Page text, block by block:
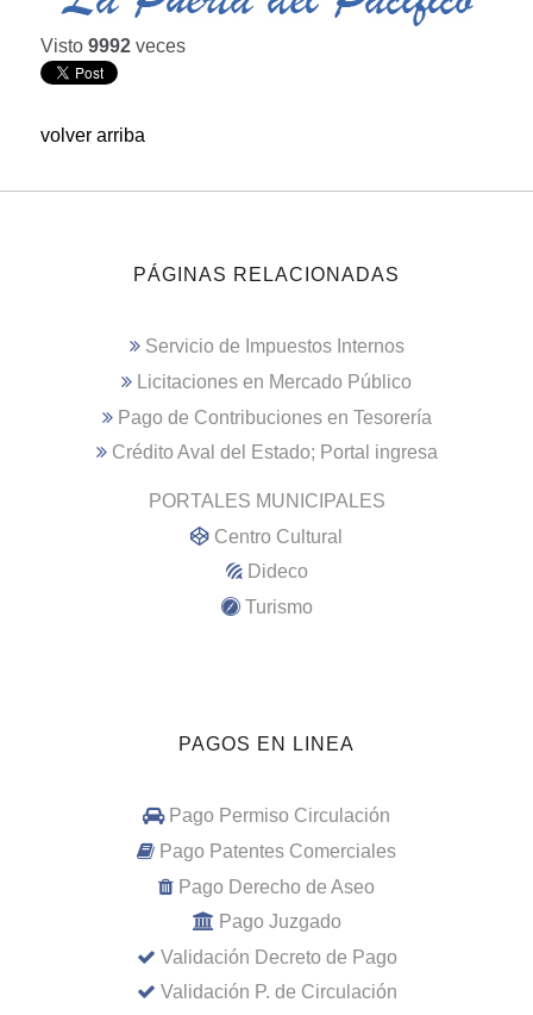
Visto 9992 veces
volver arriba
PÁGINAS RELACIONADAS
Servicio de Impuestos Internos
Licitaciones en Mercado Público
Pago de Contribuciones en Tesorería
Crédito Aval del Estado; Portal ingresa
PORTALES MUNICIPALES
Centro Cultural
Dideco
Turismo
PAGOS EN LINEA
Pago Permiso Circulación
Pago Patentes Comerciales
Pago Derecho de Aseo
Pago Juzgado
Validación Decreto de Pago
Validación P. de Circulación